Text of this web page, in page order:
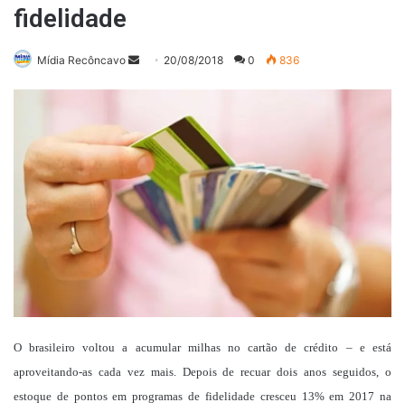
fidelidade
Mídia Recôncavo
Mande20/08/2018 0 836
O brasileiro voltou a acumular milhas no cartão de crédito – e está
aproveitando-as cada vez mais. Depois de recuar dois anos seguidos, o
estoque de pontos em programas de fidelidade cresceu 13% em 2017 na